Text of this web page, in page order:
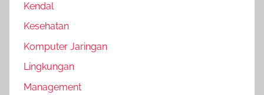
Kendal
Kesehatan
Komputer Jaringan
Lingkungan
Management